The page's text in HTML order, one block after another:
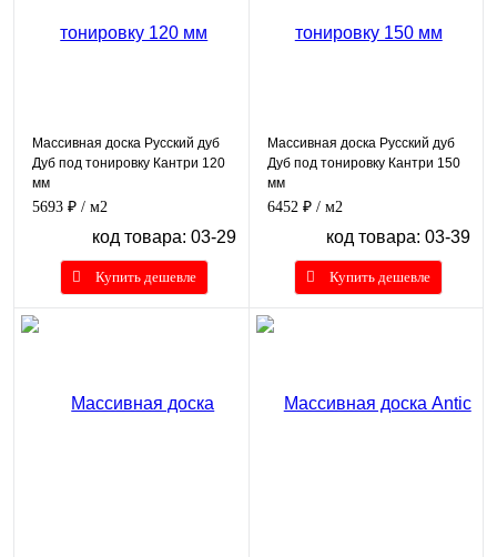
Массивная доска Русский дуб
Дуб под тонировку Кантри 120
мм
5693 ₽ / м2
код товара: 03-29
Купить дешевле
Массивная доска Русский дуб
Дуб под тонировку Кантри 150
мм
6452 ₽ / м2
код товара: 03-39
Купить дешевле